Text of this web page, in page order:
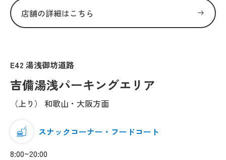
店舗の詳細はこちら
E42 湯浅御坊道路
吉備湯浅パーキングエリア
（上り） 和歌山・大阪方面
スナックコーナー・フードコート
8:00~20:00